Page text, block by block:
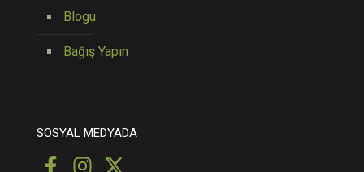
Blogu
Bağış Yapın
SOSYAL MEDYADA